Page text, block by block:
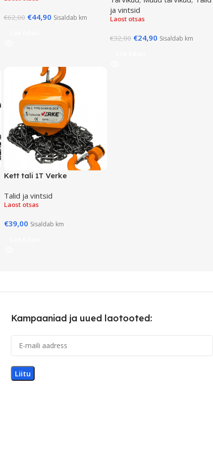
€62,00 €44,90 Sisaldab km
ja vintsid
Laost otsas
€32,00 €24,90 Sisaldab km
Kett tali 1T Verke
Talid ja vintsid
Laost otsas
€39,00 Sisaldab km
Kampaaniad ja uued laotooted: